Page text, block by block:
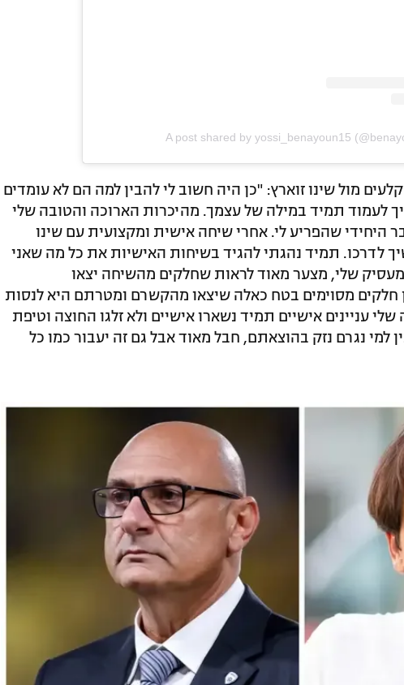
A post shared by yossi_benayoun15
מול שינו זוארץ: "כן היה חשוב לי להבין למה הם לא עומדים
לעמוד תמיד במילה של עצמך. מהיכרות הארוכה והטובה שלי
היחידי שהפריע לי. אחרי שיחה אישית ומקצועית עם שינו
לדרכו. תמיד נהגתי להגיד בשיחות האישיות את כל מה שאני
שלי, מצער מאוד לראות שחלקים מהשיחה יצאו
חלקים מסוימים בטח כאלה שיצאו מהקשרם ומטרתם היא לנסות
שלי עניינים אישיים תמיד נשארו אישיים ולא זלגו החוצה וטיפת
נגרם נזק בהוצאתם, חבל מאוד אבל גם זה יעבור כמו כל